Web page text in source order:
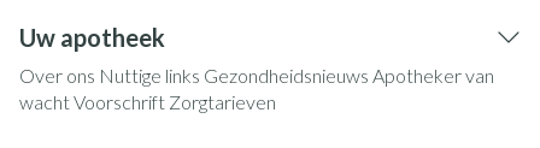
Uw apotheek
Over ons Nuttige links Gezondheidsnieuws Apotheker van
wachtVoorschrift Zorgtarieven